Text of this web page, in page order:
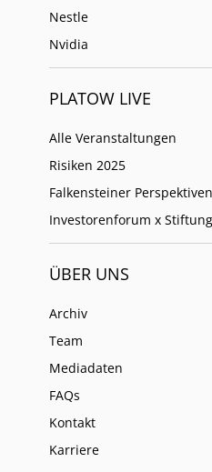
Nestle
Nvidia
PLATOW LIVE
Alle Veranstaltungen
Risiken 2025
Falkensteiner Perspektiven
Investorenforum x
ÜBER UNS
Archiv
Team
Mediadaten
FAQs
Kontakt
Karriere